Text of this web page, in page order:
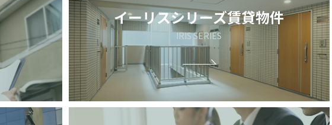
イーリスシリーズ賃貸物件
IRIS SERIES